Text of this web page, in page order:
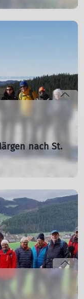
auf dem
nach St.